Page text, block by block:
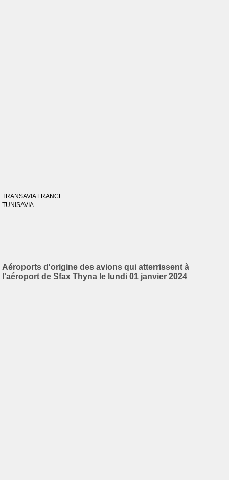
TRANSAVIA FRANCE
TUNISAVIA
Aéroports d'origine des avions qui atterrissent à
l'aéroport de Sfax Thyna le lundi 01 janvier 2024